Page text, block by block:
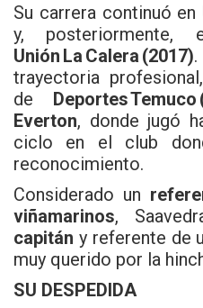
Su carrera continuó en
y, posteriormente,
Unión La Calera (2017)
trayectoria
de Deportes Temuco
Everton, donde jugó
ciclo en el club
reconocimiento.
Considerado un
viñamarinos,
capitán y referente de
muy querido por la
SU DESPEDIDA